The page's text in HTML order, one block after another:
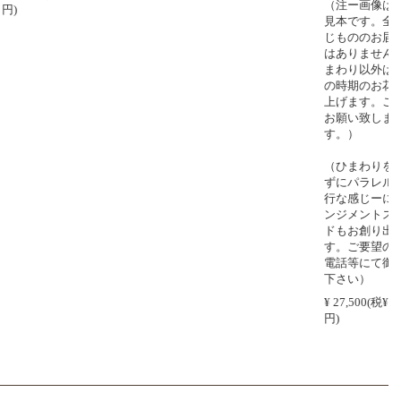
（注ー画像は作成
見本です。全く同
じもののお届けで
はありません。ひ
まわり以外は、そ
の時期のお花で仕
上げます。ご了承
お願い致しま
（ひまわりを使わ
ずにパラレルー平
行な感じーにアレ
ンジメントスタン
ドもお創り出来ま
す。ご要望の方は
電話等にて御連絡
下さい）
¥ 27,500(税¥ 2,500